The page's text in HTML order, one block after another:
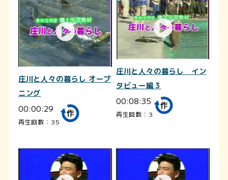
庄川と人々の暮らし オープ
ニング
00:00:29
再生回数：35
庄川と人々の暮らし イン
タビュー編３
00:08:35
再生回数：3